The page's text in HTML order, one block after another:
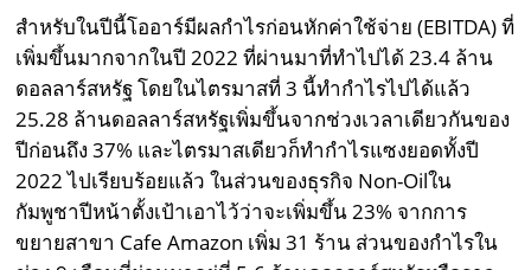
สำหรับในปีนี้โออาร์มีผลกำไรก่อนหักค่าใช้จ่าย (EBITDA) ที่
เพิ่มขึ้นมากจากในปี 2022 ที่ผ่านมาที่ทำไปได้ 23.4 ล้าน
ดอลลาร์สหรัฐ โดยในไตรมาสที่ 3 นี้ทำกำไรไปได้แล้ว
25.28 ล้านดอลลาร์สหรัฐเพิ่มขึ้นจากช่วงเวลาเดียวกันของ
ปีก่อนถึง 37% และไตรมาสเดียวก็ทำกำไรแซงยอดทั้งปี
2022 ไปเรียบร้อยแล้ว ในส่วนของธุรกิจ Non-Oilใน
กัมพูชาปีหน้าตั้งเป้าเอาไว้ว่าจะเพิ่มขึ้น 23% จากการ
ขยายสาขา Cafe Amazon เพิ่ม 31 ร้าน ส่วนของกำไรใน